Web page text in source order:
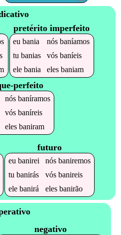
pretérito imperfeito
eubania nósbaníamos
tubanias vósbaníeis
elebania elesbaniam
perfeito
nós baníramos
vós baníreis
eles baniram
futuro
eu banirei nós baniremos
tu banirás vós banireis
ele banirá eles banirão
negativo